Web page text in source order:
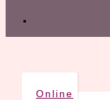
Online